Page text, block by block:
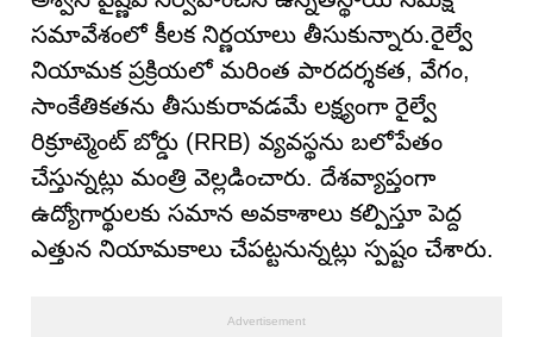
సమావేశంలో కీలక నిర్ణయాలు తీసుకున్నారు.రైల్వే
నియామక ప్రక్రియలో మరింత పారదర్శకత, వేగం,
సాంకేతికతను తీసుకురావడమే లక్ష్యంగా రైల్వే
రిక్రూట్మెంట్ బోర్డు (RRB) వ్యవస్థను బలోపేతం
చేస్తున్నట్లు మంత్రి వెల్లడించారు. దేశవ్యాప్తంగా
ఉద్యోగార్థులకు సమాన అవకాశాలు కల్పిస్తూ పెద్ద
ఎత్తున నియామకాలు చేపట్టనున్నట్లు స్పష్టం చేశారు.